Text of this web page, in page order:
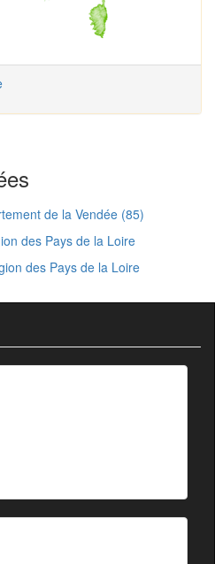
de la Vendée (85)
des Pays de la Loire
des Pays de la Loire